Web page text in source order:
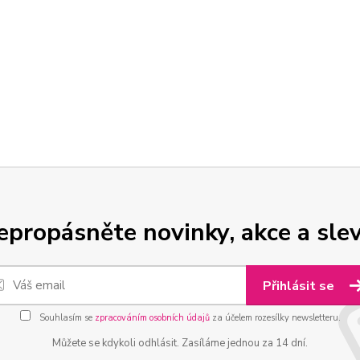
novinky, akce a
Přihlásit se
Souhlasím se zpracováním osobních údajůza účelem rozesílky newsletteru.
Můžete se kdykoli odhlásit. Zasíláme jednou za 14 dní.